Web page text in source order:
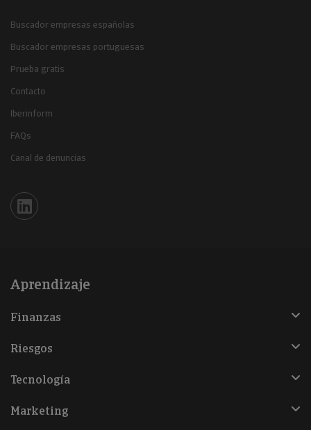
Buscador empresas españolas
Buscador empresas portuguesas
Prueba gratis
Contacto
Iberinform
FAQs
Canal de denuncias
Iberinform en Linkedin
Aprendizaje
Finanzas
Riesgos
Tecnología
Marketing